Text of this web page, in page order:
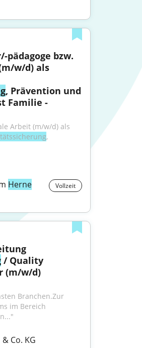
pädagoge bzw.
w/d) als
, Prävention und
Familie -
Arbeit (m/w/d) als
,
Herne Vollzeit
Stellvertretende Leitung
/ Quality
(m/w/d)
Branchen.Zur
Co. KG